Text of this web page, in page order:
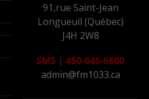
91,rue Saint-Jean
Longueuil (Québec)
J4H 2W8
SMS | 450-646-6800
admin@fm1033.ca